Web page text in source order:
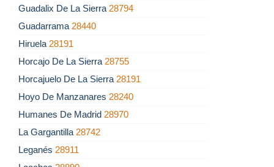
Guadalix De La Sierra 28794
Guadarrama 28440
Hiruela 28191
Horcajo De La Sierra 28755
Horcajuelo De La Sierra 28191
Hoyo De Manzanares 28240
Humanes De Madrid 28970
La Gargantilla 28742
Leganés 28911